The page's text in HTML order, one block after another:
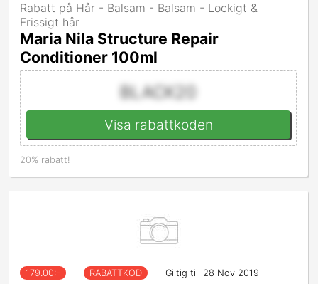
Rabatt på Hår - Balsam - Balsam - Lockigt &
Frissigt hår
Maria Nila Structure Repair
Conditioner 100ml
BLACK20
Visa rabattkoden
20% rabatt!
179.00:- RABATTKOD Giltig till 28 Nov 2019